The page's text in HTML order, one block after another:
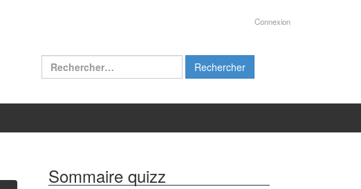
Connexion
Rechercher :
Sommaire quizz